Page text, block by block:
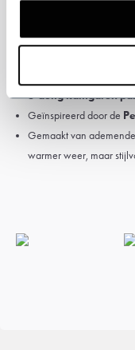
Satijn Voering
3-delig kamgaren
Geïnspireerd door de
Gemaakt van
warmer weer, maar